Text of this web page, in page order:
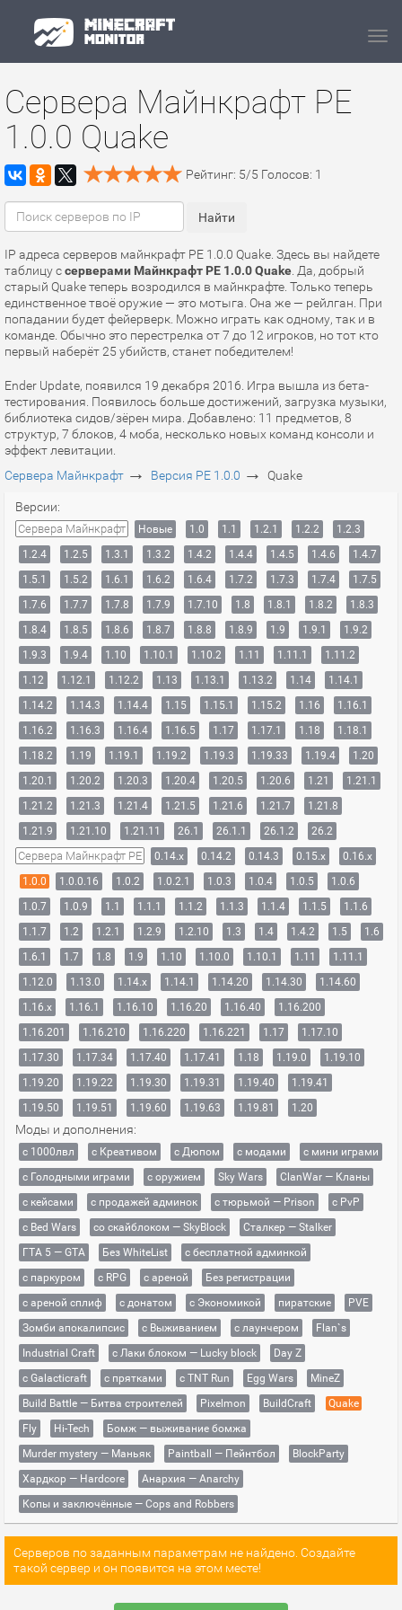
Сервера Майнкрафт PE
1.0.0 Quake
Рейтинг: 5/5 Голосов: 1
IP адреса серверов майнкрафт PE 1.0.0 Quake. Здесь вы найдете
таблицу ссерверами Майнкрафт PE 1.0.0 Quake . Да, добрый
старый Quake теперь возродился в майнкрафте. Только теперь
единственное твоё оружие — это мотыга. Она же — рейлган. При
попадании будет фейерверк. Можно играть как одному, так и в
команде. Обычно это перестрелка от 7 до 12 игроков, но тот кто
первый наберёт 25 убийств, станет победителем!
Ender Update, появился 19 декабря 2016. Игра вышла из бета-
тестирования. Появилось больше достижений, загрузка музыки,
библиотека сидов/зёрен мира. Добавлено: 11 предметов, 8
структур, 7 блоков, 4 моба, несколько новых команд консоли и
эффект левитации.
Сервера Майнкрафт → Версия PE 1.0.0 → Quake
Версии:
Сервера Майнкрафт Новые 1.0 1.1 1.2.1 1.2.2
1.2.3
1.2.4
1.2.5 1.3.1 1.3.2 1.4.2 1.4.4 1.4.5 1.4.6
1.4.7
1.5.1
1.5.2 1.6.1 1.6.2 1.6.4 1.7.2 1.7.3 1.7.4
1.7.5
1.7.6
1.7.7 1.7.8 1.7.9 1.7.10 1.8 1.8.1 1.8.2
1.8.3
1.8.4
1.8.5 1.8.6 1.8.7 1.8.8 1.8.9 1.9 1.9.1
1.9.2
1.9.3
1.9.4 1.10 1.10.1 1.10.2 1.11 1.11.1
1.11.2
1.12
1.12.1 1.12.2 1.13 1.13.1 1.13.2 1.14
1.14.1
1.14.2
1.14.3 1.14.4 1.15 1.15.1 1.15.2 1.16
1.16.1
1.16.2
1.16.3 1.16.4 1.16.5 1.17 1.17.1 1.18
1.18.1
1.18.2
1.19 1.19.1 1.19.2 1.19.3 1.19.33 1.19.4
1.20
1.20.1
1.20.2 1.20.3 1.20.4 1.20.5 1.20.6 1.21
1.21.1
1.21.2
1.21.3 1.21.4 1.21.5 1.21.6 1.21.7
1.21.8
1.21.9
1.21.10 1.21.11 26.1 26.1.1 26.1.2 26.2
Сервера Майнкрафт PE 0.14.x 0.14.2 0.14.3 0.15.x
0.16.x
1.0.0
1.0.0.16 1.0.2 1.0.2.1 1.0.3 1.0.4 1.0.5
1.0.6
1.0.7
1.0.9 1.1 1.1.1 1.1.2 1.1.3 1.1.4 1.1.5
1.1.6
1.1.7
1.2 1.2.1 1.2.9 1.2.10 1.3 1.4 1.4.2 1.5
1.6
1.6.1
1.7 1.8 1.9 1.10 1.10.0 1.10.1 1.11
1.11.1
1.12.0
1.13.0 1.14.x 1.14.1 1.14.20 1.14.30
1.14.60
1.16.x
1.16.1 1.16.10 1.16.20 1.16.40
1.16.200
1.16.201
1.16.210 1.16.220 1.16.221 1.17
1.17.10
1.17.30
1.17.34 1.17.40 1.17.41 1.18 1.19.0
1.19.10
1.19.20
1.19.22 1.19.30 1.19.31 1.19.40
1.19.41
1.19.50
1.19.51 1.19.60 1.19.63 1.19.81 1.20
Моды и дополнения:
с 1000лвл c Креативом с Дюпом с модами
с мини играми
с Голодными играми
с оружием Sky Wars
ClanWar — Кланы
с кейсами
с продажей админок с тюрьмой — Prison
с PvP
с Bed Wars
со скайблоком — SkyBlock
Сталкер — Stalker
ГТА 5 — GTA
Без WhiteList
с бесплатной админкой
с паркуром
с RPG с ареной
Без регистрации
с ареной сплиф
с донатом с Экономикой пиратские
PVE
Зомби апокалипсис
с Выживанием с лаунчером
Flan`s
Industrial Craft
с Лаки блоком — Lucky block
Day Z
с Galacticraft
с прятками с TNT Run Egg Wars
MineZ
Build Battle — Битва строителей
Pixelmon BuildCraft
Quake
Fly
Hi-Tech
Бомж — выживание бомжа
Murder mystery — Маньяк
Paintball — Пейнтбол
BlockParty
Хардкор — Hardcore
Анархия — Anarchy
Копы и заключённые — Cops and Robbers
Серверов по заданным параметрам не найдено. Создайте
такой сервер и он появится на этом месте!